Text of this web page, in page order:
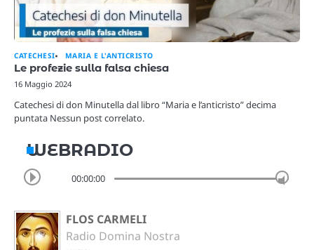
CATECHESI MARIA E L'ANTICRISTO
Le profezie sulla falsa chiesa
16 Maggio 2024
Catechesi di don Minutella dal libro “Maria e l’anticristo” decima
puntata Nessun post correlato.
WEBRADIO
00:00:00
FLOS CARMELI
Radio Domina Nostra